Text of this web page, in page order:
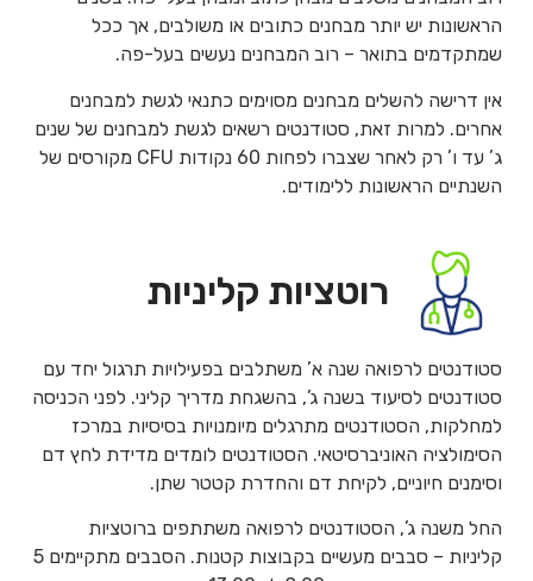
הראשונות יש יותר מבחנים כתובים או משולבים, אך ככל
שמתקדמים בתואר – רוב המבחנים נעשים בעל-פה.
אין דרישה להשלים מבחנים מסוימים כתנאי לגשת למבחנים
אחרים. למרות זאת, סטודנטים רשאים לגשת למבחנים של שנים
ג’ עד ו’ רק לאחר שצברו לפחות 60 נקודות CFU מקורסים של
השנתיים הראשונות ללימודים.
רוטציות קליניות
סטודנטים לרפואה שנה א’ משתלבים בפעילויות תרגול יחד עם
סטודנטים לסיעוד בשנה ג’, בהשגחת מדריך קליני. לפני הכניסה
למחלקות, הסטודנטים מתרגלים מיומנויות בסיסיות במרכז
הסימולציה האוניברסיטאי. הסטודנטים לומדים מדידת לחץ דם
וסימנים חיוניים, לקיחת דם והחדרת קטטר שתן.
החל משנה ג’, הסטודנטים לרפואה משתתפים ברוטציות
קליניות – סבבים מעשיים בקבוצות קטנות. הסבבים מתקיימים 5